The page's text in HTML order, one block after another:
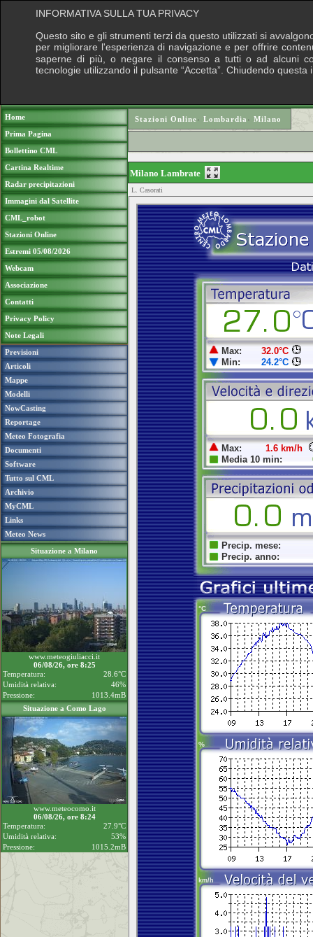
Home
Prima Pagina
Bollettino CML
Cartina Realtime
Radar precipitazioni
Immagini dal Satellite
CML_robot
Stazioni Online
Estremi 05/08/2026
Webcam
Associazione
Contatti
Privacy Policy
Note Legali
Previsioni
Articoli
Mappe
Modelli
NowCasting
Reportage
Meteo Fotografia
Documenti
Software
Tutto sul CML
Archivio
MyCML
Links
Meteo News
Situazione a Milano
www.meteogiuliacci.it
06/08/26, ore 8:25
Temperatura:
28.6°C
Umidità relativa:
46%
Pressione:
1013.4mB
Situazione a Como Lago
www.meteocomo.it
06/08/26, ore 8:24
Temperatura:
27.9°C
Umidità relativa:
53%
Pressione:
1015.2mB
Stazioni Online› Lombardia › Milano
Milano Lambrate
L. Casorati
INFORMATIVA SULLA TUA PRIVACY
Questo sito e gli strumenti terzi da questo utilizzati si
per migliorare l'esperienza di navigazione e per offrire
saperne di più, o negare il consenso a tutti o ad alcuni
tecnologie utilizzando il pulsante “Accetta”. Chiudendo